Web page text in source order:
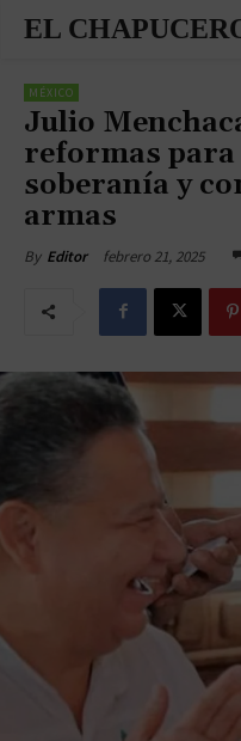
EL
MÉXICO
Julio
reformas
soberanía y
armas
By Editor febrero 21, 2025